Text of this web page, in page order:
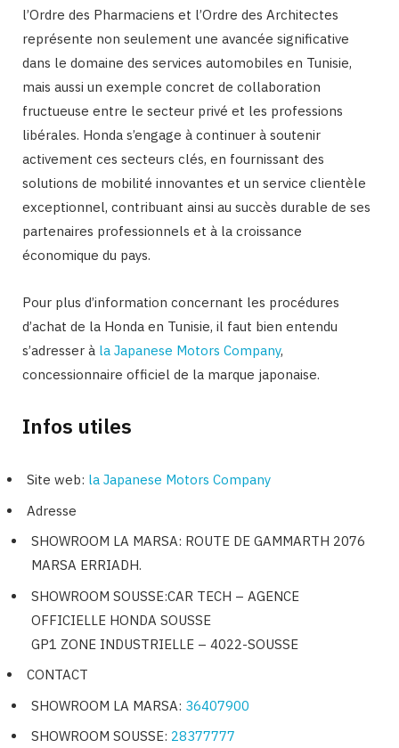
l’Ordre des Pharmaciens et l’Ordre des Architectes
représente non seulement une avancée significative
dans le domaine des services automobiles en Tunisie,
mais aussi un exemple concret de collaboration
fructueuse entre le secteur privé et les professions
libérales. Honda s’engage à continuer à soutenir
activement ces secteurs clés, en fournissant des
solutions de mobilité innovantes et un service clientèle
exceptionnel, contribuant ainsi au succès durable de ses
partenaires professionnels et à la croissance
économique du pays.
Pour plus d’information concernant les procédures
d’achat de la Honda en Tunisie, il faut bien entendu
s’adresser à la Japanese Motors Company,
concessionnaire officiel de la marque japonaise.
Infos utiles
Site web: la Japanese Motors Company
Adresse
SHOWROOM LA MARSA: ROUTE DE GAMMARTH 2076
MARSA ERRIADH.
SHOWROOM SOUSSE:CAR TECH – AGENCE
OFFICIELLE HONDA SOUSSE
GP1 ZONE INDUSTRIELLE – 4022-SOUSSE
CONTACT
SHOWROOM LA MARSA: 36407900
SHOWROOM SOUSSE: 28377777